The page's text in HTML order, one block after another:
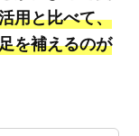
用と比べて、
を補えるのが